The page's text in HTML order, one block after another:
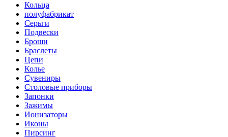
Кольца
полуфабрикат
Серьги
Подвески
Броши
Браслеты
Цепи
Колье
Сувениры
Столовые приборы
Запонки
Зажимы
Ионизаторы
Иконы
Пирсинг